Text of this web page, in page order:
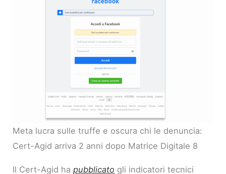
Meta lucra sulle truffe e oscura chi le denuncia:
Cert-Agid arriva 2 anni dopo Matrice Digitale 8
Il Cert-Agid hapubblicato gli indicatori tecnici